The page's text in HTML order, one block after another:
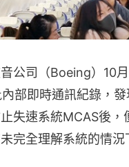
公司（Boeing）10
內部即時通訊紀錄，
失速系統MCAS後
完全理解系統的情況